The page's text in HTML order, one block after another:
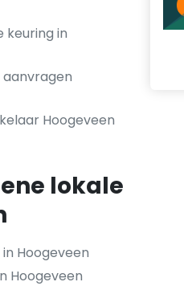
keuring in
aanvragen
Hoogeveen
lokale
Hoogeveen
Hoogeveen